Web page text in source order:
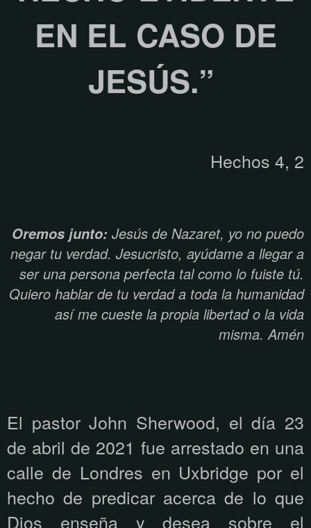
EN EL CASO DE
JESÚS.”
Hechos 4, 2
Oremos junto: Jesús de Nazaret, yo no puedo
negar tu verdad. Jesucristo, ayúdame a llegar a
ser una persona perfecta tal como lo fuiste tú.
Quiero hablar de tu verdad a toda la humanidad
así me cueste la propia libertad o la vida
misma. Amén
El pastor John Sherwood, el día 23
de abril de 2021 fue arrestado en una
calle de Londres en Uxbridge por el
hecho de predicar acerca de lo que
Dios enseña y desea sobre el